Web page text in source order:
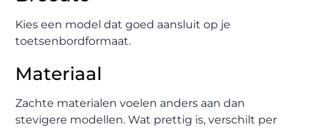
Kies een model dat goed aansluit op je
toetsenbordformaat.
Materiaal
Zachte materialen voelen anders aan dan
stevigere modellen. Wat prettig is, verschilt per